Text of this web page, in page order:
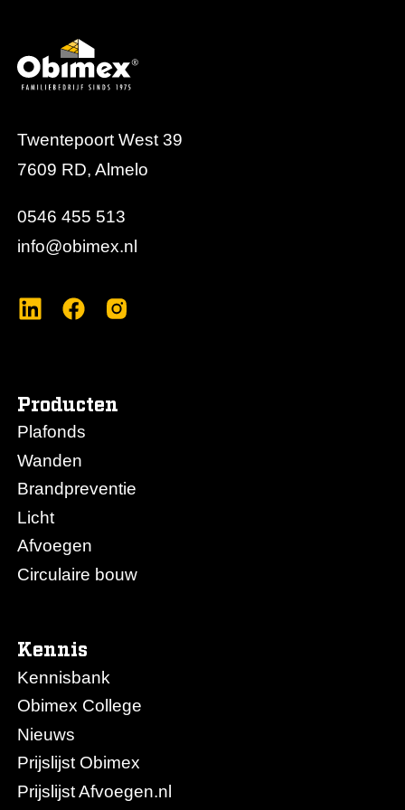
Twentepoort West 39
7609 RD, Almelo
0546 455 513
info@obimex.nl
Producten
Plafonds
Wanden
Brandpreventie
Licht
Afvoegen
Circulaire bouw
Kennis
Kennisbank
Obimex College
Nieuws
Prijslijst Obimex
Prijslijst Afvoegen.nl